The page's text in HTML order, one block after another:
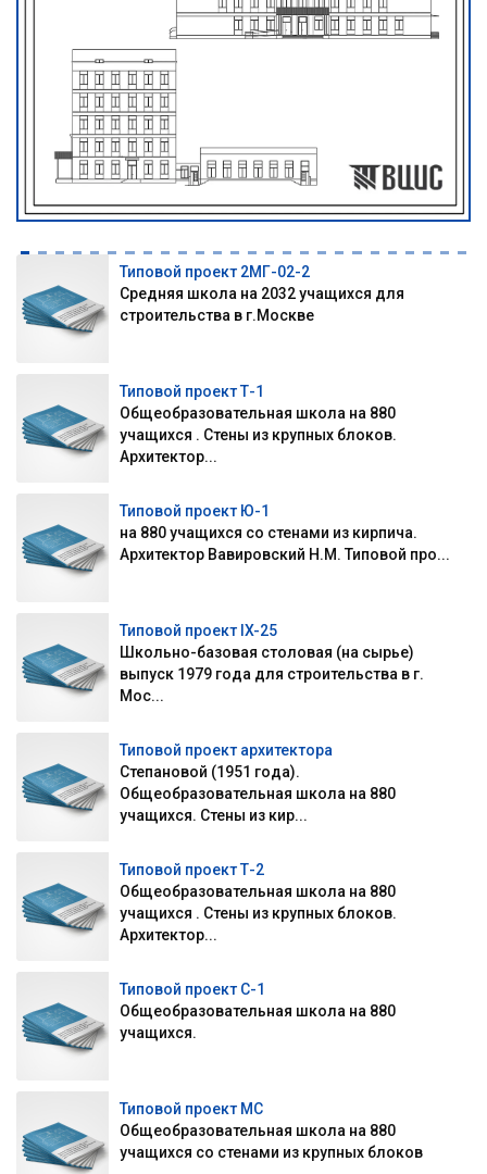
Типовой проект 2МГ-02-2
Средняя школа на 2032 учащихся для
строительства в г.Москве
Типовой проект Т-1
Общеобразовательная школа на 880
учащихся . Стены из крупных блоков.
Архитектор...
Типовой проект Ю-1
на 880 учащихся со стенами из кирпича.
Архитектор Вавировский Н.М. Типовой про...
Типовой проект IX-25
Школьно-базовая столовая (на сырье)
выпуск 1979 года для строительства в г.
Мос...
Типовой проект архитектора
Степановой (1951 года).
Общеобразовательная школа на 880
учащихся. Стены из кир...
Типовой проект Т-2
Общеобразовательная школа на 880
учащихся . Стены из крупных блоков.
Архитектор...
Типовой проект С-1
Общеобразовательная школа на 880
учащихся.
Типовой проект МС
Общеобразовательная школа на 880
учащихся со стенами из крупных блоков